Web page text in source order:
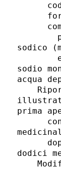
sodico
sodio
acqua
prima
dodici